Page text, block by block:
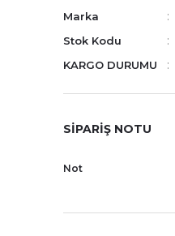
Marka
Stok Kodu
KARGO DURUMU
SİPARİŞ NOTU
Not